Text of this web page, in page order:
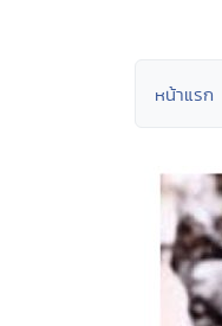
หน้าแรก